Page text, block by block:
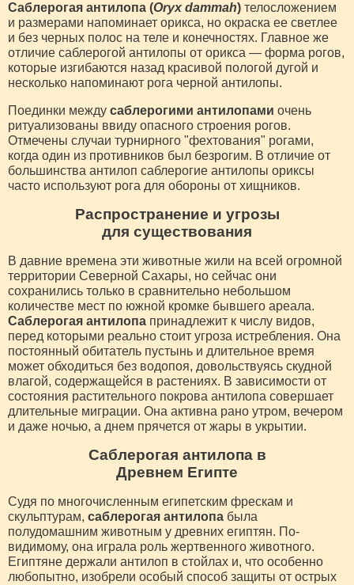
Саблерогая антилопа (Oryx dammah) телосложением
и размерами напоминает орикса, но окраска ее светлее
и без черных полос на теле и конечностях. Главное же
отличие саблерогой антилопы от орикса — форма рогов,
которые изгибаются назад красивой пологой дугой и
несколько напоминают рога черной антилопы.
Поединки между саблерогими антилопами очень
ритуализованы ввиду опасного строения рогов.
Отмечены случаи турнирного "фехтования" рогами,
когда один из противников был безрогим. В отличие от
большинства антилоп саблерогие антилопы ориксы
часто используют рога для обороны от хищников.
Распространение и угрозы
для существования
В давние времена эти животные жили на всей огромной
территории Северной Сахары, но сейчас они
сохранились только в сравнительно небольшом
количестве мест по южной кромке бывшего ареала.
Саблерогая антилопа принадлежит к числу видов,
перед которыми реально стоит угроза истребления. Она
постоянный обитатель пустынь и длительное время
может обходиться без водопоя, довольствуясь скудной
влагой, содержащейся в растениях. В зависимости от
состояния растительного покрова антилопа совершает
длительные миграции. Она активна рано утром, вечером
и даже ночью, а днем прячется от жары в укрытии.
Саблерогая антилопа в
Древнем Египте
Судя по многочисленным египетским фрескам и
скульптурам, саблерогая антилопа была
полудомашним животным у древних египтян. По-
видимому, она играла роль жертвенного животного.
Египтяне держали антилоп в стойлах и, что особенно
любопытно, изобрели особый способ защиты от острых